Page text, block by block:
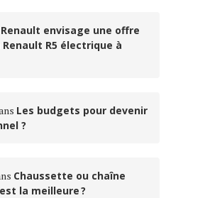
Renault envisage une offre
R5 électrique à
Les budgets pour devenir
?
Chaussette ou chaîne
la meilleure ?